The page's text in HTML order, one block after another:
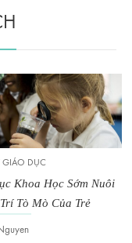
GIÁO DỤC
Khoa Học Sớm Nuôi
Tò Mò Của Trẻ